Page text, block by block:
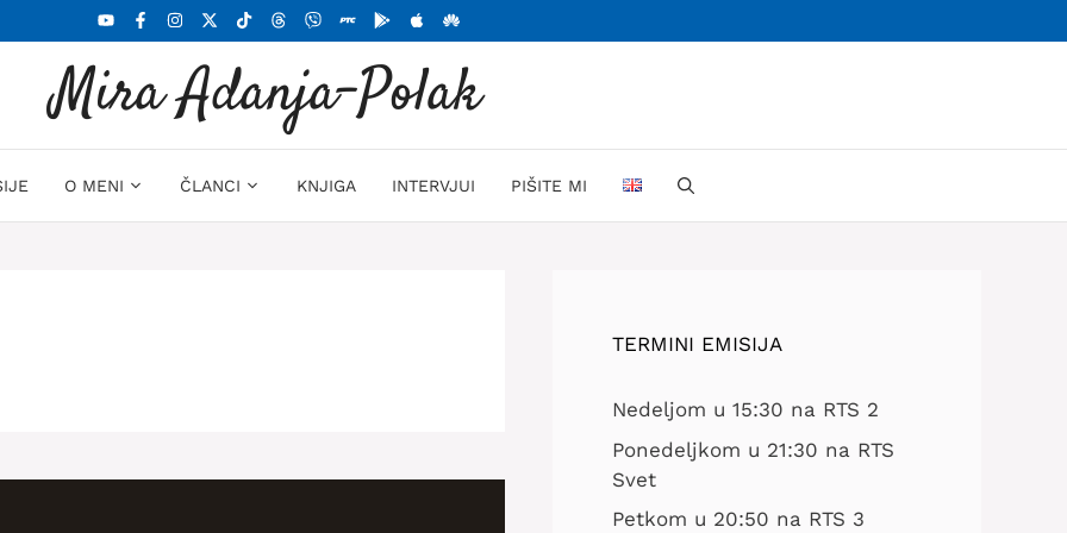
Mira Adanja-Polak
O MENI ČLANCI KNJIGA INTERVJUI PIŠITE MI
TERMINI EMISIJA
Nedeljom u 15:30 na RTS 2
Ponedeljkom u 21:30 na RTS
Svet
Petkom u 20:50 na RTS 3